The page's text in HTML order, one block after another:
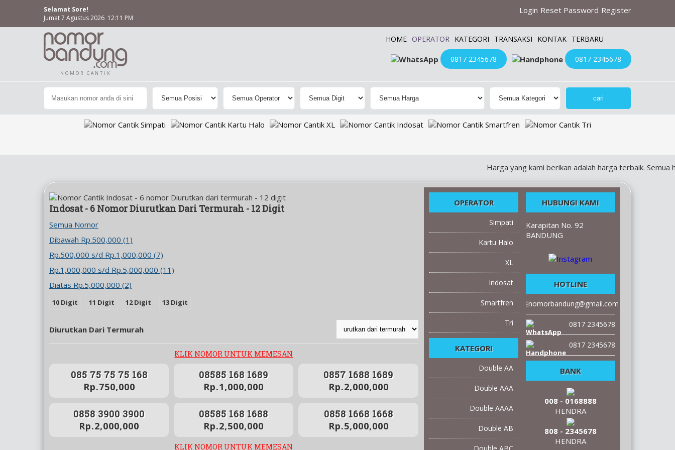
Selamat Sore!
Jumat 7 Agustus 2026 12:11 PM
Login Reset Password Register
NOMOR CANTIK
HOME OPERATOR KATEGORI TRANSAKSI KONTAK TERBARU
0817 2345678 0817 2345678
Harga yang kami berikan adalah harga terbaik. Semua
Indosat - 6 Nomor Diurutkan Dari Termurah - 12 Digit
Semua Nomor
Dibawah Rp.500,000 (1)
Rp.500,000 s/d Rp.1,000,000 (7)
Rp.1,000,000 s/d Rp.5,000,000 (11)
Diatas Rp.5,000,000 (2)
10 Digit 11 Digit 12 Digit 13 Digit
Diurutkan Dari Termurah
KLIK NOMOR UNTUK MEMESAN
085 75 75 75 168
Rp.750,000
08585 168 1689
Rp.1,000,000
0857 1688 1689
Rp.2,000,000
0858 3900 3900
Rp.2,000,000
08585 168 1688
Rp.2,500,000
0858 1668 1668
Rp.5,000,000
KLIK NOMOR UNTUK MEMESAN
OPERATOR
Simpati
Kartu Halo
XL
Indosat
Smartfren
Tri
KATEGORI
Double AA
Double AAA
Double AAAA
Double AB
022 - 70000 xxx
Hampir satu bulan saya cari
akhirnya saya
menemukannya di
nomorbandung. Yang le...
HUBUNGI KAMI
Karapitan No. 92
BANDUNG
HOTLINE
nomorbandung@gmail.com
0817 2345678
0817 2345678
BANK
008 - 0168888
HENDRA
808 - 2345678
HENDRA